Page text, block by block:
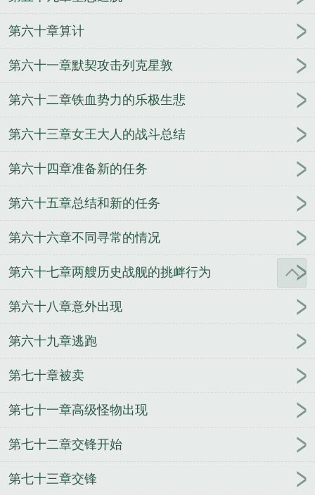
第六十章算计
第六十一章默契攻击列克星敦
第六十二章铁血势力的乐极生悲
第六十三章女王大人的战斗总结
第六十四章准备新的任务
第六十五章总结和新的任务
第六十六章不同寻常的情况
第六十七章两艘历史战舰的挑衅行为
第六十八章意外出现
第六十九章逃跑
第七十章被卖
第七十一章高级怪物出现
第七十二章交锋开始
第七十三章交锋